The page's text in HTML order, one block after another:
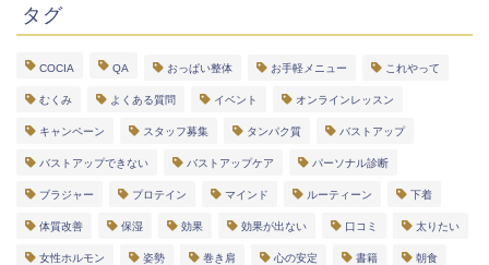
タグ
COCIA QA おっぱい整体 お手軽メニュー これやって
むくみ よくある質問 イベント オンラインレッスン
キャンペーン スタッフ募集 タンパク質 バストアップ
バストアップできない バストアップケア パーソナル診断
ブラジャー プロテイン マインド ルーティーン 下着
体質改善 保湿 効果 効果が出ない 口コミ 太りたい
女性ホルモン 姿勢 巻き肩 心の安定 書籍 朝食